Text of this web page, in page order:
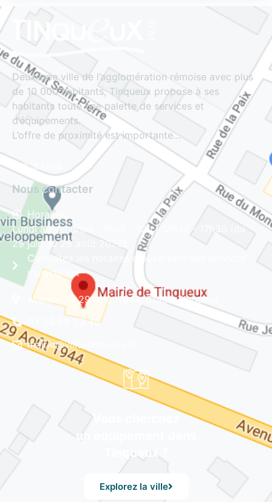
Deuxième ville de l’agglomération rémoise avec plus
de 10 000 habitants, Tinqueux propose à ses
habitants toute une palette de services et
d’équipements.
L’offre de proximité est importante…
Lire la suite
Nous contacter
Horaires
Lundi au vendredi : 8h30 - 12h | 13h30 - 17h30 (du
29 juin au 28 août 2026)
Consultez les horaires d'ouverture des services
municipaux
Avenue du 29 Août 1944, 51430 Tinqueux
03 26 08 23 45
mairie@ville-tinqueux.fr
Vous cherchez
un équipement dans
Tinqueux ?
Explorez la ville